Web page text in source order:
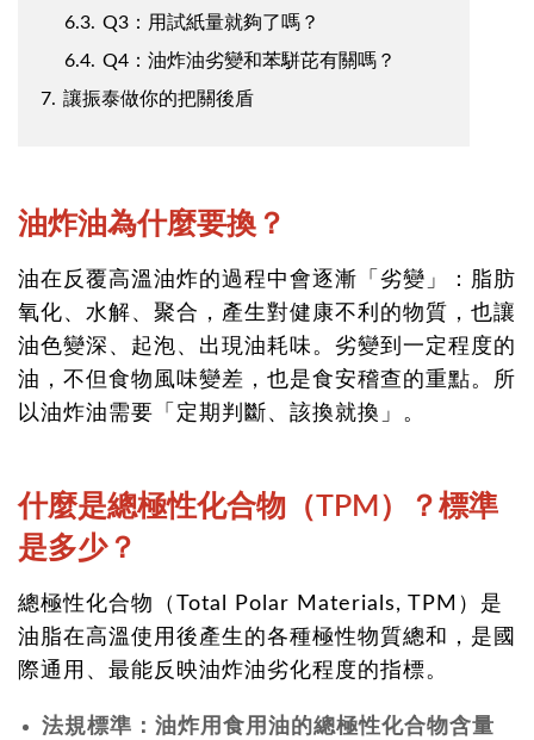
6.3. Q3：用試紙量就夠了嗎？
6.4. Q4：油炸油劣變和苯駢芘有關嗎？
7. 讓振泰做你的把關後盾
油炸油為什麼要換？
油在反覆高溫油炸的過程中會逐漸「劣變」：脂肪
氧化、水解、聚合，產生對健康不利的物質，也讓
油色變深、起泡、出現油耗味。劣變到一定程度的
油，不但食物風味變差，也是食安稽查的重點。所
以油炸油需要「定期判斷、該換就換」。
什麼是總極性化合物（TPM）？標準
是多少？
總極性化合物（Total Polar Materials, TPM）是
油脂在高溫使用後產生的各種極性物質總和，是國
際通用、最能反映油炸油劣化程度的指標。
法規標準：油炸用食用油的總極性化合物含量